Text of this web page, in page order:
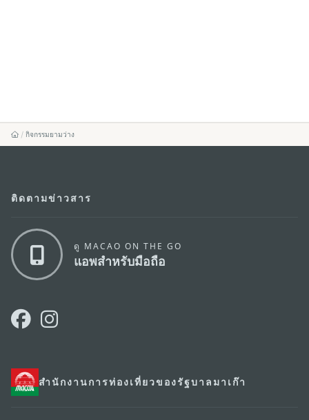
กิจกรรมยามว่าง
สำนักงานการท่องเที่ยวของรัฐบาลมาเก๊า
ติดตามข่าวสาร
ดู MACAO ON THE GO
แอพสำหรับมือถือ